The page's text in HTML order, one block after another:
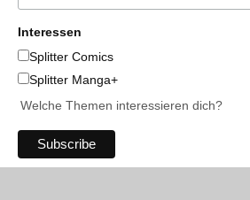
Interessen
Splitter Comics
Splitter Manga+
Welche Themen interessieren dich?